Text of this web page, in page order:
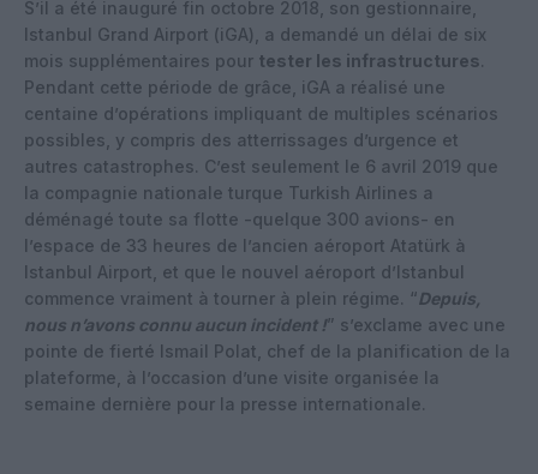
S’il a été inauguré fin octobre 2018, son gestionnaire,
Istanbul Grand Airport (iGA), a demandé un délai de six
mois supplémentaires pour tester les infrastructures.
Pendant cette période de grâce, iGA a réalisé une
centaine d’opérations impliquant de multiples scénarios
possibles, y compris des atterrissages d’urgence et
autres catastrophes. C’est seulement le 6 avril 2019 que
la compagnie nationale turque Turkish Airlines a
déménagé toute sa flotte -quelque 300 avions- en
l’espace de 33 heures de l’ancien aéroport Atatürk à
Istanbul Airport, et que le nouvel aéroport d’Istanbul
commence vraiment à tourner à plein régime. “Depuis,
nous n’avons connu aucun incident !” s’exclame avec une
pointe de fierté Ismail Polat, chef de la planification de la
plateforme, à l’occasion d’une visite organisée la
semaine dernière pour la presse internationale.